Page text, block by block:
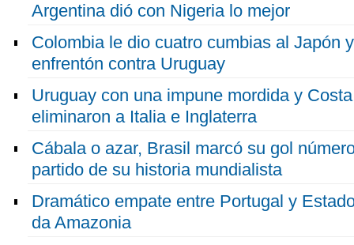
Argentina dió con Nigeria lo mejor
Colombia le dio cuatro cumbias al Japón
enfrentón contra Uruguay
Uruguay con una impune mordida y
eliminaron a Italia e Inglaterra
Cábala o azar, Brasil marcó su gol
partido de su historia mundialista
Dramático empate entre Portugal y
da Amazonia